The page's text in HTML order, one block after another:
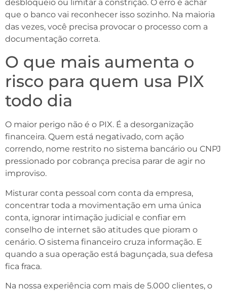
desbloqueio ou limitar a constrição. O erro é achar
que o banco vai reconhecer isso sozinho. Na maioria
das vezes, você precisa provocar o processo com a
documentação correta.
O que mais aumenta o
risco para quem usa PIX
todo dia
O maior perigo não é o PIX. É a desorganização
financeira. Quem está negativado, com ação
correndo, nome restrito no sistema bancário ou CNPJ
pressionado por cobrança precisa parar de agir no
improviso.
Misturar conta pessoal com conta da empresa,
concentrar toda a movimentação em uma única
conta, ignorar intimação judicial e confiar em
conselho de internet são atitudes que pioram o
cenário. O sistema financeiro cruza informação. E
quando a sua operação está bagunçada, sua defesa
fica fraca.
Na nossa experiência com mais de 5.000 clientes, o